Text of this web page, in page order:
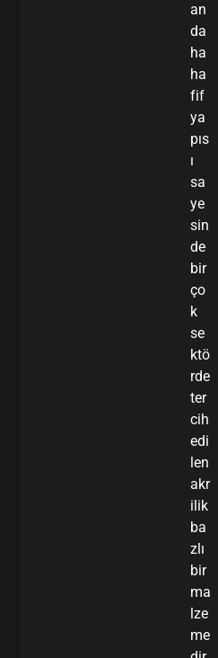
an
da
ha
ha
fif
ya
pıs
ı
sa
ye
sin
de
bir
ço
k
se
ktö
rde
ter
cih
edi
len
akr
ilik
ba
zlı
bir
ma
lze
me